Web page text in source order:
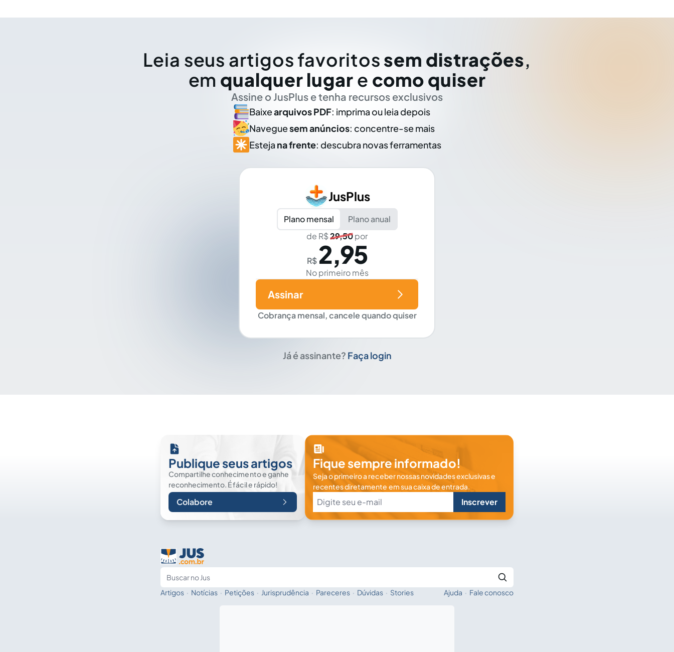
Leia seus artigos favoritos sem distrações,
em qualquer lugar e como quiser
Assine o JusPlus e tenha recursos exclusivos
Baixearquivos PDF: imprima ou leia depois
Naveguesem anúncios: concentre-se mais
Esteja na frente: descubra novas ferramentas
JusPlus
Plano mensal
Plano anual
de R$29,50por
R$ 2,95
No primeiro mês
Cobrança mensal, cancele quando quiser
Assinar
Já é assinante? Faça login
Publique seus artigos
Compartilhe conhecimento e ganhe
reconhecimento. É fácil e rápido!
Colabore
Fique sempre informado!
Seja o primeiro a receber nossas novidades exclusivas e
recentes diretamente em sua caixa de entrada.
Inscrever
Artigos · Notícias · Petições · Jurisprudência · Pareceres · Dúvidas · Stories Ajuda · Fale conosco